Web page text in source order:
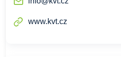
www.kvt.cz